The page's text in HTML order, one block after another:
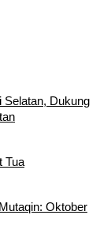
Selatan, Dukung
Tua
Oktober